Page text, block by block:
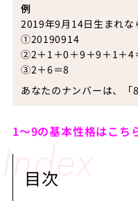
例
2019年9月14日生まれな
①20190914
②2＋1＋0＋9＋9＋1＋4
③2＋6＝8
あなたのナンバーは、「
1～9の基本性格はこち
目次